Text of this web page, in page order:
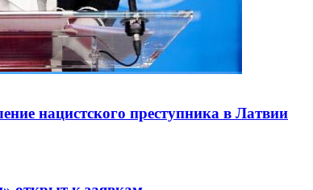
нацистского преступника в Латвии